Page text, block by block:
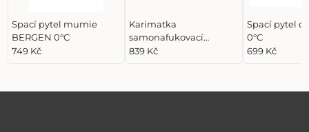
Spací pytel mumie
BERGEN 0°C
749 Kč
Karimatka
samonafukovací
190x60x3,8cm s
839 Kč
Spací pytel
0°C
699 Kč